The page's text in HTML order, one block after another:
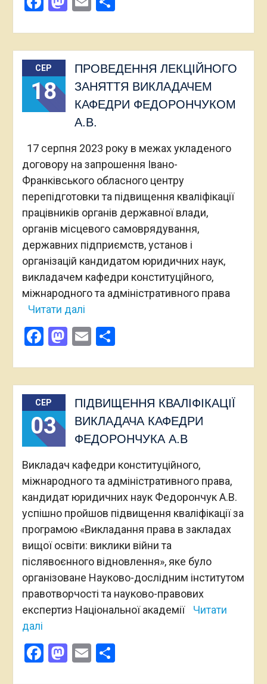
СЕР
18
ПРОВЕДЕННЯ ЛЕКЦІЙНОГО
ЗАНЯТТЯ ВИКЛАДАЧЕМ
КАФЕДРИ ФЕДОРОНЧУКОМ
А.В.
17 серпня 2023 року в межах укладеного
договору на запрошення Івано-
Франківського обласного центру
перепідготовки та підвищення кваліфікації
працівників органів державної влади,
органів місцевого самоврядування,
державних підприємств, установ і
організацій кандидатом юридичних наук,
викладачем кафедри конституційного,
міжнародного та адміністративного права
Читати далі
Facebook
Mastodon
EmailПоділитися
СЕР
03
ПІДВИЩЕННЯ КВАЛІФІКАЦІЇ
ВИКЛАДАЧА КАФЕДРИ
ФЕДОРОНЧУКА А.В
Викладач кафедри конституційного,
міжнародного та адміністративного права,
кандидат юридичних наук Федорончук А.В.
успішно пройшов підвищення кваліфікації за
програмою «Викладання права в закладах
вищої освіти: виклики війни та
післявоєнного відновлення», яке було
організоване Науково-дослідним інститутом
правотворчості та науково-правових
експертиз Національної академії
Читати
далі
Facebook
Mastodon
EmailПоділитися